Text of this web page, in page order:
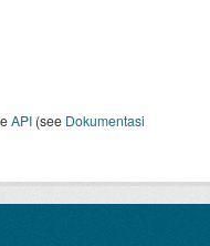
API (see Dokumentasi